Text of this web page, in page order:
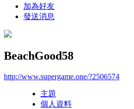
加為好友
發送消息
BeachGood58
http://www.supergame.one/?2506574
主題
個人資料